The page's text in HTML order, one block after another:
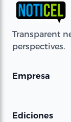
Transparent
perspectives.
Empresa
Ediciones